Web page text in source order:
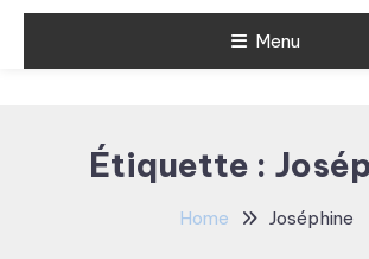
Tchakalah Menu
Étiquette :
Home Joséphine